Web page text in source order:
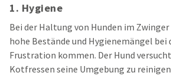
1. Hygiene
Bei der Haltung von Hunden im Zwinger
hohe Bestände und Hygienemängel bei
Frustration kommen. Der Hund
Kotfressen seine Umgebung zu